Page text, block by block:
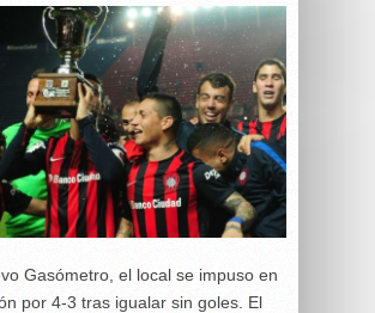
Gasómetro, el local se impuso en
por 4-3 tras igualar sin goles. El